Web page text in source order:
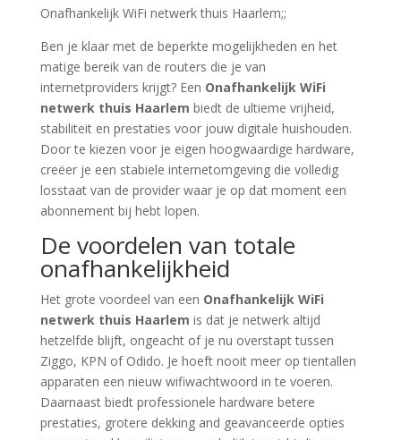
Onafhankelijk WiFi netwerk thuis Haarlem;;
Ben je klaar met de beperkte mogelijkheden en het
matige bereik van de routers die je van
internetproviders krijgt? Een Onafhankelijk WiFi
netwerk thuis Haarlem biedt de ultieme vrijheid,
stabiliteit en prestaties voor jouw digitale huishouden.
Door te kiezen voor je eigen hoogwaardige hardware,
creëer je een stabiele internetomgeving die volledig
losstaat van de provider waar je op dat moment een
abonnement bij hebt lopen.
De voordelen van totale
onafhankelijkheid
Het grote voordeel van een Onafhankelijk WiFi
netwerk thuis Haarlem is dat je netwerk altijd
hetzelfde blijft, ongeacht of je nu overstapt tussen
Ziggo, KPN of Odido. Je hoeft nooit meer op tientallen
apparaten een nieuw wifiwachtwoord in te voeren.
Daarnaast biedt professionele hardware betere
prestaties, grotere dekking and geavanceerde opties